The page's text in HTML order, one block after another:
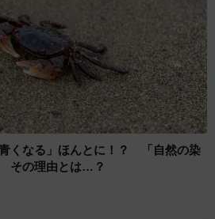
青くなる」ほんとに！？ 「自然の染
その理由とは…？